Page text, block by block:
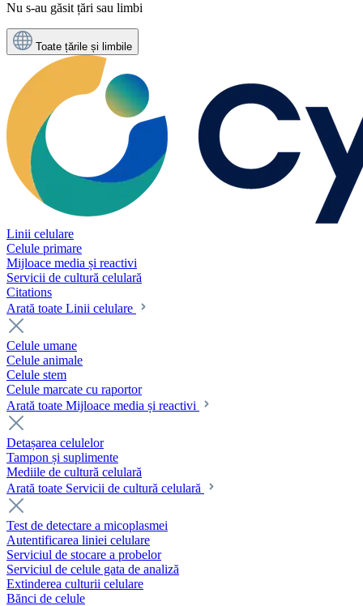
Nu s-au găsit țări sau limbi
Toate țările și limbile
Linii celulare
Celule primare
Mijloace media și reactivi
Servicii de cultură celulară
Citations
Arată toate Linii celulare
Celule umane
Celule animale
Celule stem
Celule marcate cu raportor
Arată toate Mijloace media și reactivi
Detașarea celulelor
Tampon și suplimente
Mediile de cultură celulară
Arată toate Servicii de cultură celulară
Test de detectare a micoplasmei
Autentificarea liniei celulare
Serviciul de stocare a probelor
Serviciul de celule gata de analiză
Extinderea culturii celulare
Bănci de celule